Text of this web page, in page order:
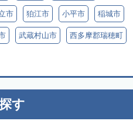
市 狛江市 小平市 稲城市
武蔵村山市 西多摩郡瑞穂町
す